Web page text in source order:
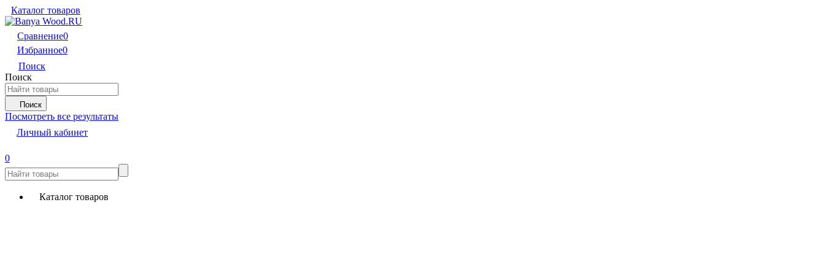
Каталог товаров
Сравнение0
Избранное0
Поиск
Поиск
Поиск
Посмотреть все результаты
Личный кабинет
0
Каталог товаров